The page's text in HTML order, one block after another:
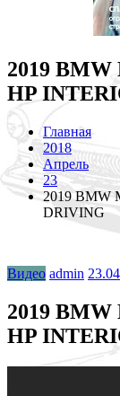
2019 BMW
HP
Главная
2018
Апрель
23
2019 BMW
DRIVING
Видео admin
2019 BMW
HP